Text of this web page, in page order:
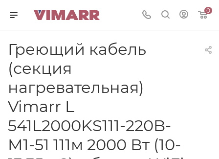
0
Греющий кабель
(секция
нагревательная)
Vimarr L
541L2000KS111-220B-
M1-51 111м 2000 Вт (10-